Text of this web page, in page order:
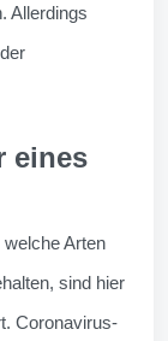
Allerdings
eines
Arten
sind hier
Coronavirus-